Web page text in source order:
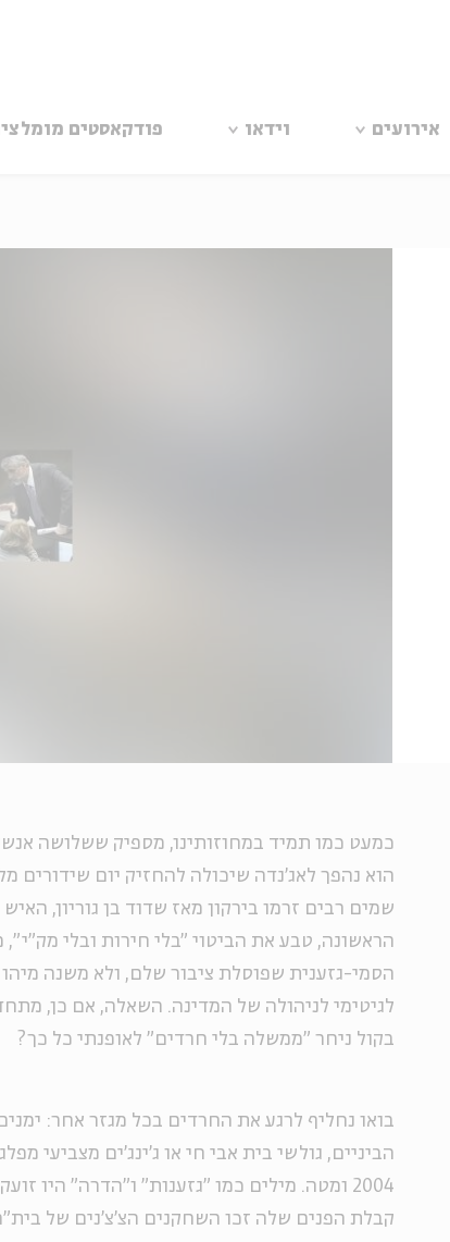
אירועים וידאו פודקאסטים
כמעט כמו תמיד במחוזותינו, מספיק ששלושה
הוא נהפך לאג'נדה שיכולה להחזיק יום שידורים
שמים רבים זרמו בירקון מאז שדוד בן גוריון,
הראשונה, טבע את הביטוי "בלי חירות ובלי
הסמי-גזענית שפוסלת ציבור שלם, ולא משנה
לגיטימי לניהולה של המדינה. השאלה, אם כן,
בקול ניחר "ממשלה בלי חרדים" לאופנתי כל כך?
בואו נחליף לרגע את החרדים בכל מגזר אחר:
הביניים, גולשי בית אבי חי או ג'ינג'ים מצביעי
2004 ומטה. מילים כמו "גזענות" ו"הדרה" היו
קבלת הפנים שלה זכו השחקנים הצ'צ'נים של